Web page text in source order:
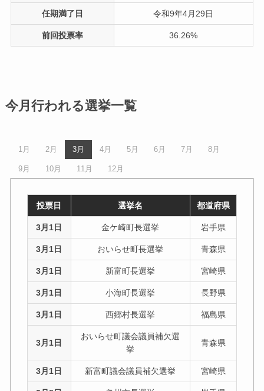
任期満了日 令和9年4月29日
前回投票率 36.26%
今月行われる選挙一覧
1月 2月 3月 4月 5月 6月 7月 8月
9月 10月 11月 12月
投票日 選挙名 都道府県
3月1日 金ケ崎町長選挙 岩手県
3月1日 おいらせ町長選挙 青森県
3月1日 新富町長選挙 宮崎県
3月1日 小海町長選挙 長野県
3月1日 西郷村長選挙 福島県
3月1日
おいらせ町議会議員補欠選
挙
青森県
3月1日 新富町議会議員補欠選挙 宮崎県